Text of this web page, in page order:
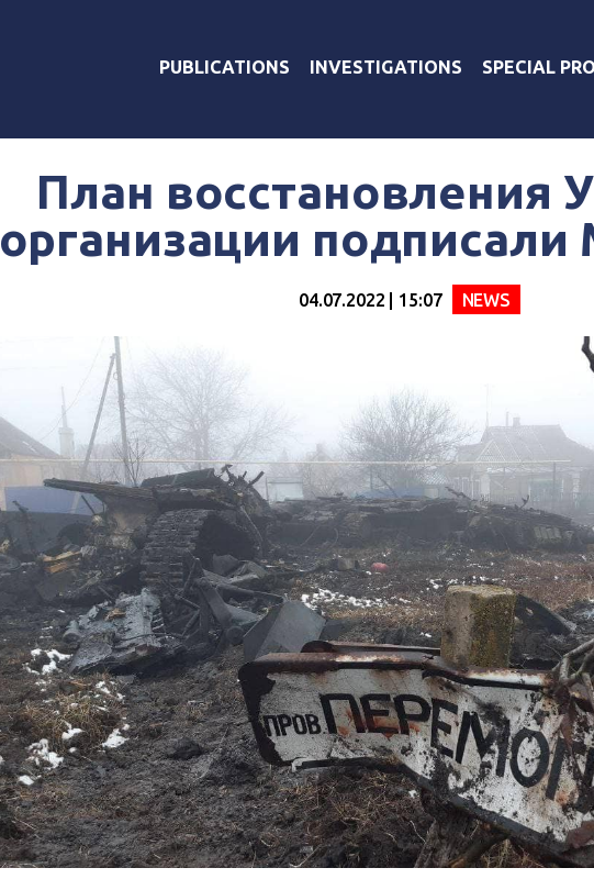
PUBLICATIONS INVESTIGATIONS SPECIAL
План восстановления
организации
04.07.2022 | 15:07 NEWS